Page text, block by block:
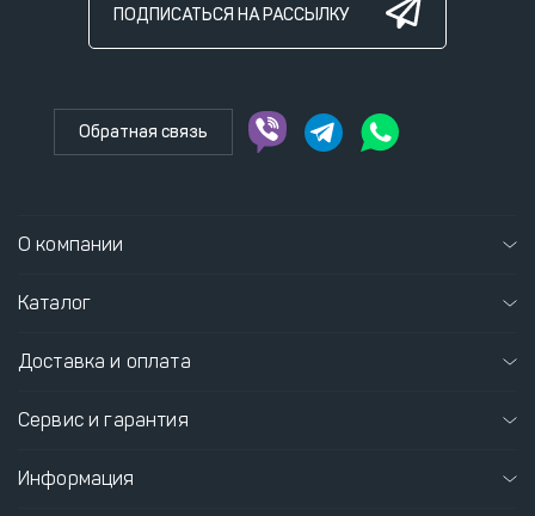
ПОДПИСАТЬСЯ НА РАССЫЛКУ
Обратная связь
О компании
Каталог
Доставка и оплата
Сервис и гарантия
Информация